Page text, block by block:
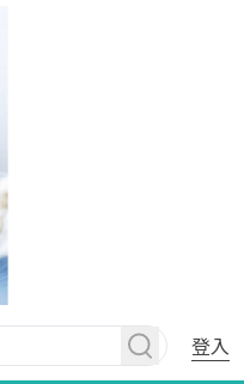
登入